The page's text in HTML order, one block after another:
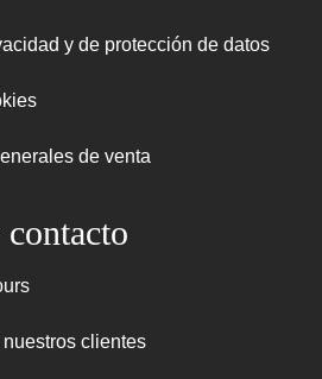
y de protección de datos
de venta
clientes